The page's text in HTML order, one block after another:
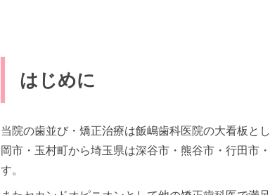
年
5
月
はじめに
当院の歯並び・矯正治療は飯嶋歯科医院の大看板と
岡市・玉村町から埼玉県は深谷市・熊谷市・行田市
す。